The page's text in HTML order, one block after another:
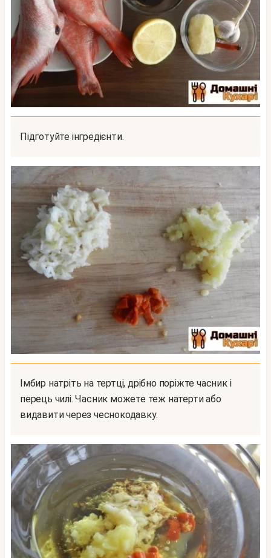
Підготуйте інгредієнти.
Імбир натріть на тертці, дрібно поріжте часник і
перець чилі. Часник можете теж натерти або
видавити через чеснокодавку.